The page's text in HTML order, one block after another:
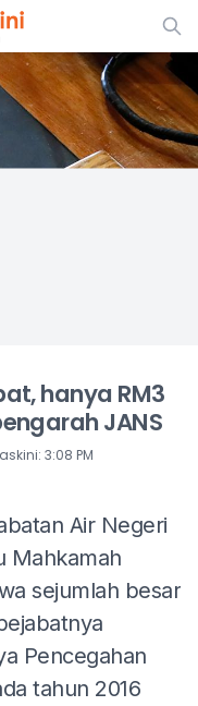
hanya RM3
JANS
: 3:08 PM
Air Negeri
Mahkamah
sejumlah besar
Pencegahan
tahun 2016